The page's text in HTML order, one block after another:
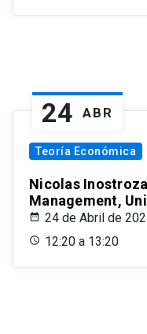
24 ABR
Teoría Económica
Nicolas
Management,
24 de Abril de
12:20 a 13:20